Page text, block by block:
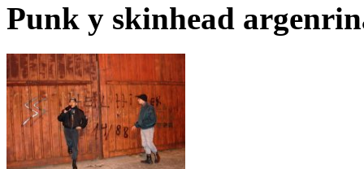
Punk y skinhead